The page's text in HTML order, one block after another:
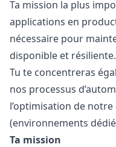
Ta mission la plus
applications en
nécessaire pour
disponible et résiliente.
Tu te concentreras
nos processus
l’optimisation de
(environnements
Ta mission